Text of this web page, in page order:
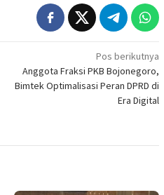
Pos berikutnya
Anggota Fraksi PKB Bojonegoro,
Bimtek Optimalisasi Peran DPRD di
Era Digital